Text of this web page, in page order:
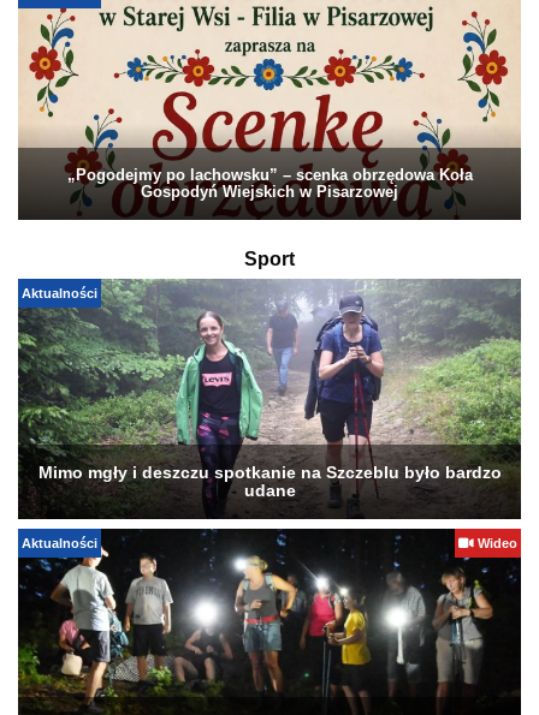
„Pogodejmy po lachowsku” – scenka obrzędowa Koła
Gospodyń Wiejskich w Pisarzowej
Sport
Aktualności
Mimo mgły i deszczu spotkanie na Szczeblu było bardzo
udane
Aktualności Wideo